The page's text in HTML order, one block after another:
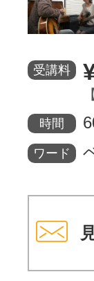
受講料
時間
ワード